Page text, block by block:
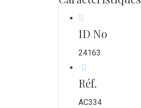
ID No
24163
Réf.
AC334